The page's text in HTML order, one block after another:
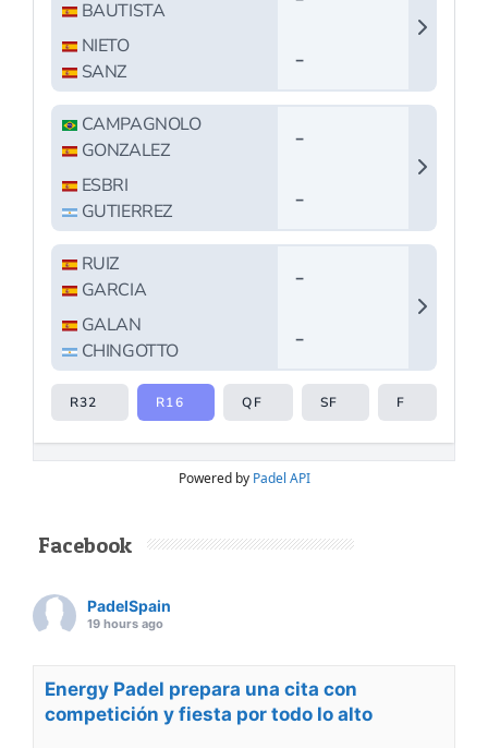
Powered by Padel API
Facebook
PadelSpain
19 hours ago
Energy Padel prepara una cita con
competición y fiesta por todo lo alto